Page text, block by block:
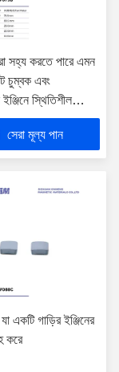
সহ্য করতে পারে এমন
চুম্বক এবং
স্থিতিশীল
করে
সেরা মূল্য পান
একটি গাড়ির ইঞ্জিনের
করে